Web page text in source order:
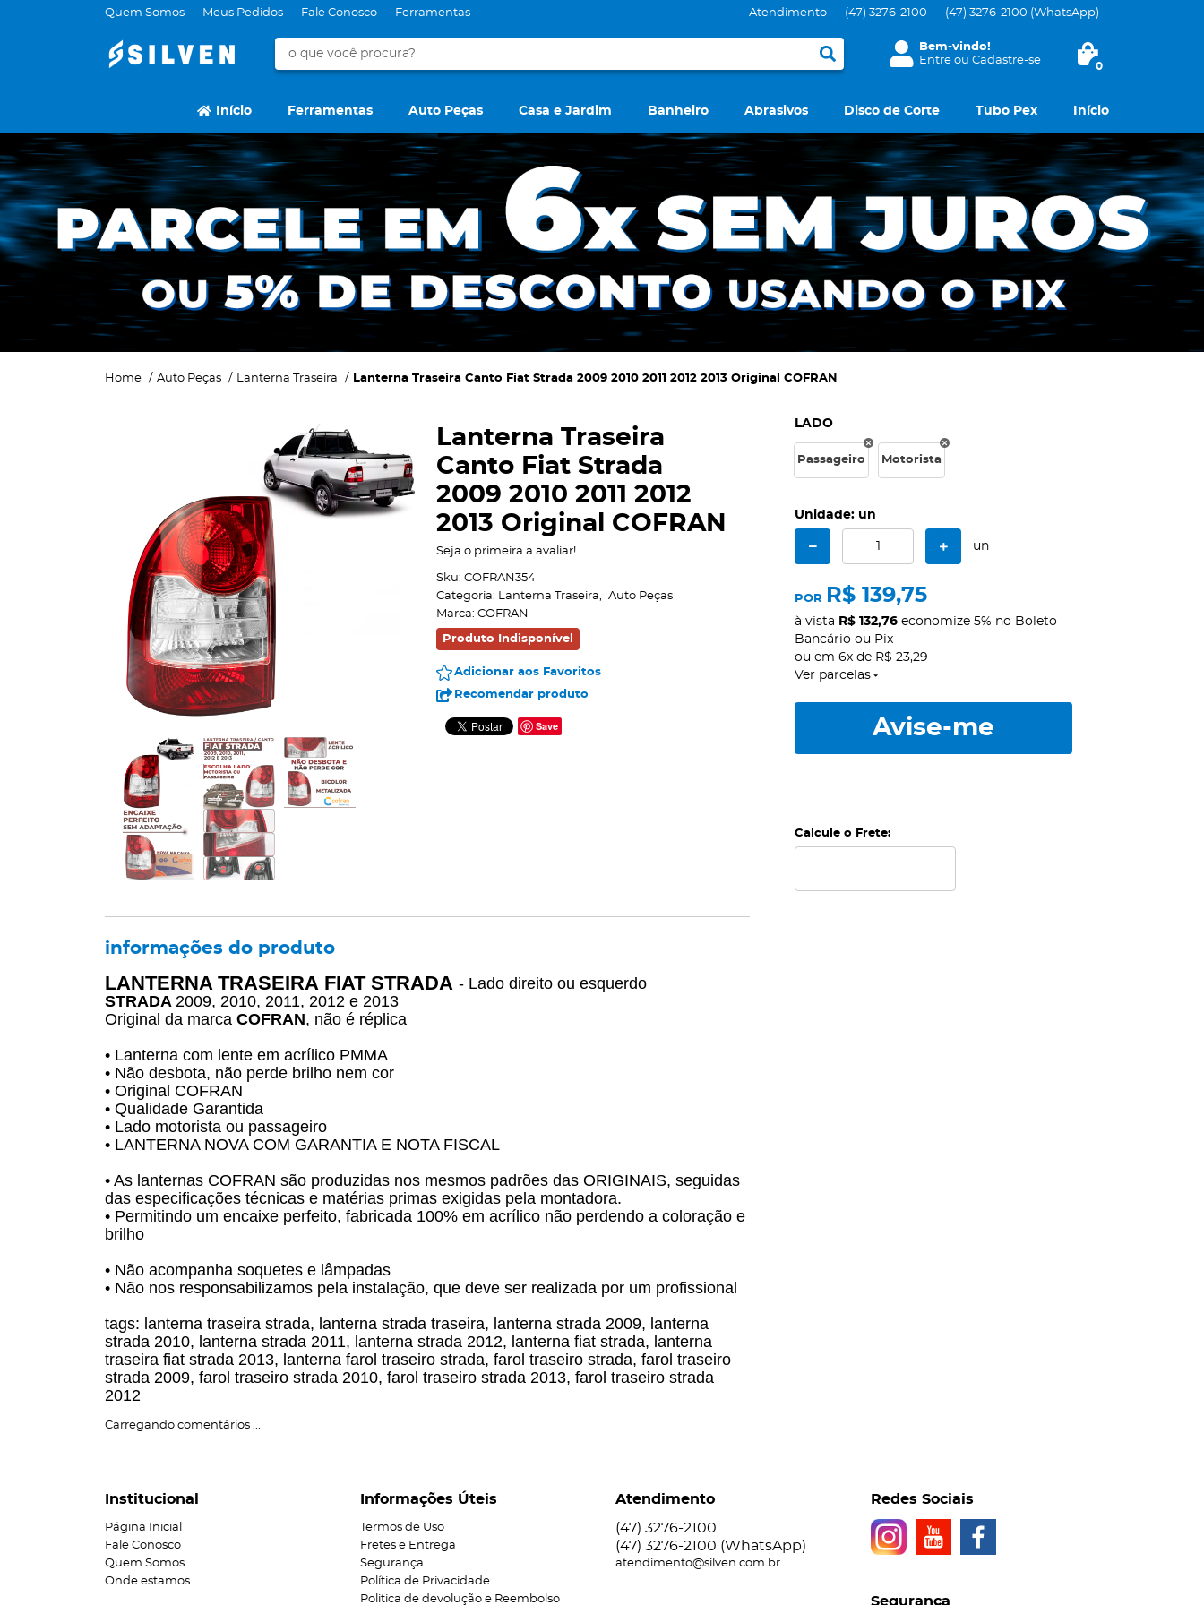
Quem Somos Meus Pedidos Fale Conosco Ferramentas Atendimento (47) 3276-2100 (47) 3276-2100 (WhatsApp)
Bem-vindo!
Entreou Cadastre-se 0
Início Ferramentas Auto Peças Casa e Jardim Banheiro Abrasivos Disco de Corte Tubo Pex Início
Home Auto Peças Lanterna Traseira Lanterna Traseira Canto Fiat Strada 2009 2010 2011 2012 2013 Original COFRAN
Lanterna Traseira
Canto Fiat Strada
2009 2010 2011 2012
2013 Original COFRAN
Seja o primeira a avaliar!
Sku: COFRAN354
Categoria: Lanterna Traseira
Auto Peças
Marca: COFRAN
Produto Indisponível
Adicionar aos Favoritos
Recomendar produto
Save
LADO
Passageiro Motorista
Unidade: un
un
POR R$ 139,75
à vista R$ 132,76 economize5% no Boleto
Bancário ou Pix
ou em6x de R$ 23,29
Ver parcelas
Avise-me
Calcule o Frete:
informações do produto
LANTERNA TRASEIRA FIAT STRADA - Lado direito ou esquerdo
STRADA 2009, 2010, 2011, 2012 e 2013
Original da marca COFRAN, não é réplica
• Lanterna com lente em acrílico PMMA
• Não desbota, não perde brilho nem cor
• Original COFRAN
• Qualidade Garantida
• Lado motorista ou passageiro
• LANTERNA NOVA COM GARANTIA E NOTA FISCAL
• As lanternas COFRAN são produzidas nos mesmos padrões das ORIGINAIS, seguidas
das especificações técnicas e matérias primas exigidas pela montadora.
• Permitindo um encaixe perfeito, fabricada 100% em acrílico não perdendo a coloração e
brilho
• Não acompanha soquetes e lâmpadas
• Não nos responsabilizamos pela instalação, que deve ser realizada por um profissional
tags: lanterna traseira strada, lanterna strada traseira, lanterna strada 2009, lanterna
strada 2010, lanterna strada 2011, lanterna strada 2012, lanterna fiat strada, lanterna
traseira fiat strada 2013, lanterna farol traseiro strada, farol traseiro strada, farol traseiro
strada 2009, farol traseiro strada 2010, farol traseiro strada 2013, farol traseiro strada
2012
Carregando comentários ...
Institucional
Página Inicial
Fale Conosco
Quem Somos
Onde estamos
Informações Úteis
Termos de Uso
Fretes e Entrega
Segurança
Política de Privacidade
Politica de devolução e Reembolso
Atendimento
(47) 3276-2100
(47) 3276-2100 (WhatsApp)
atendimento@silven.com.br
Redes Sociais
Segurança